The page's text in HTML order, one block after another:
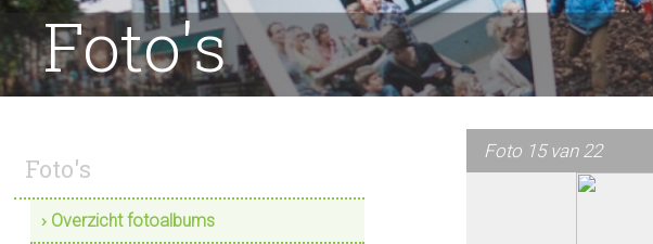
Foto's
Foto 15 van 22
Foto's
› Overzicht fotoalbums